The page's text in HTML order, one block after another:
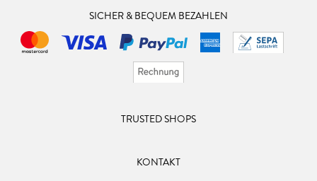
SICHER & BEQUEM BEZAHLEN
TRUSTED SHOPS
KONTAKT